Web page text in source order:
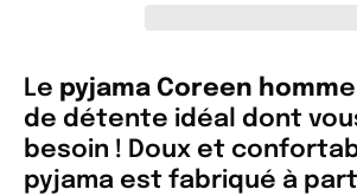
Le pyjama Coreen homm
de détente idéal dont
besoin ! Doux et
pyjama est fabriqué à